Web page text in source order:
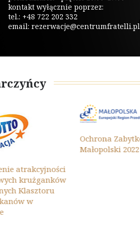
kontakt wyłącznie poprzez:
tel.: +48 722 202 332
email:rezerwacje@centrumfratelli.pl
krużganków
Klasztoru
w
Ochrona Zabytków
Małopolski 2022